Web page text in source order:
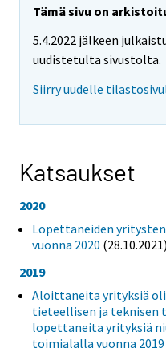
Tämä sivu on
5.4.2022 jälkeen
uudistetulta sivustolta.
Siirry uudelle
Katsaukset
2020
Lopettaneiden
vuonna 2020 (28.10.2021)
2019
Aloittaneita yrityksiä
tieteellisen ja teknisen
lopettaneita yrityksiä
toimialalla vuonna 2019